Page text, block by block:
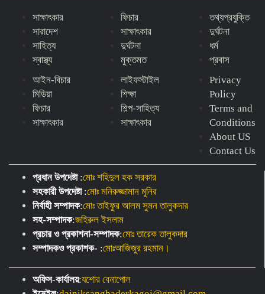
সাক্ষাৎকার
সারাদেশ
সাহিত্য
স্বাস্থ্য
ফিচার
সাক্ষাৎকার
দুর্ঘটনা
মুক্তমত
তথ্যপ্রযুক্তি
দুর্ঘটনা
ধর্ম
প্রবাস
আইন-বিচার
মিডিয়া
ফিচার
সাক্ষাৎকার
লাইফস্টাইল
শিক্ষা
শিল্প-সাহিত্য
সাক্ষাৎকার
Privacy
Policy
Terms and
Conditions
About US
Contact Us
প্রধান উপদেষ্টা :মোঃ শহিদুল হক সরকার
সহকারী উপদেষ্টা :মোঃ মনিরুজ্জামান মুনির
নির্বাহী সম্পাদক:মোঃ তাইফুর আলম সুমন তালুকদার
সহ-সম্পাদক:জহিরুল ইসলাম
প্রচার ও প্রকাশনা-সম্পাদক:মোঃ তারেক তালুকদার
সম্পাদকও প্রকাশক- :মোঃআজিজুর রহমান।
অফিস-কার্যালয়:যশোর বেনাপোল